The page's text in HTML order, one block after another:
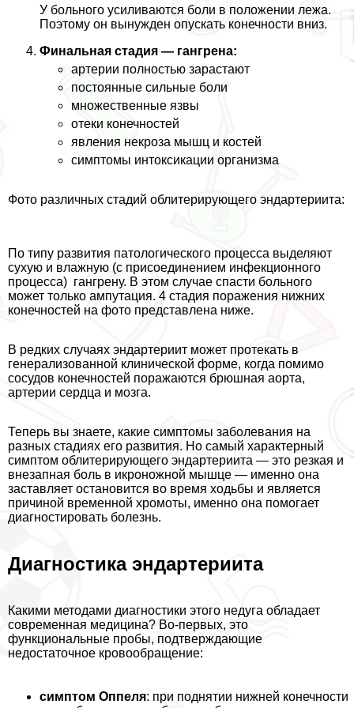
У больного усиливаются боли в положении лежа.
Поэтому он вынужден опускать конечности вниз.
Финальная стадия — гангрена:
артерии полностью зарастают
постоянные сильные боли
множественные язвы
отеки конечностей
явления некроза мышц и костей
симптомы интоксикации организма
Фото различных стадий облитерирующего эндартериита:
По типу развития патологического процесса выделяют
сухую и влажную (с присоединением инфекционного
процесса) гангрену. В этом случае спасти больного
может только ампутация. 4 стадия поражения нижних
конечностей на фото представлена ниже.
В редких случаях эндартериит может протекать в
генерализованной клинической форме, когда помимо
сосудов конечностей поражаются брюшная аорта,
артерии сердца и мозга.
Теперь вы знаете, какие симптомы заболевания на
разных стадиях его развития. Но самый хаpaктерный
симптом облитерирующего эндартериита — это резкая и
внезапная боль в икроножной мышце — именно она
заставляет остановится во время ходьбы и является
причиной временной хромоты, именно она помогает
диагностировать болезнь.
Диагностика эндартериита
Какими методами диагностики этого недуга обладает
современная медицина? Во-первых, это
функциональные пробы, подтверждающие
недостаточное кровообращение:
симптом Оппеля: при поднятии нижней конечности